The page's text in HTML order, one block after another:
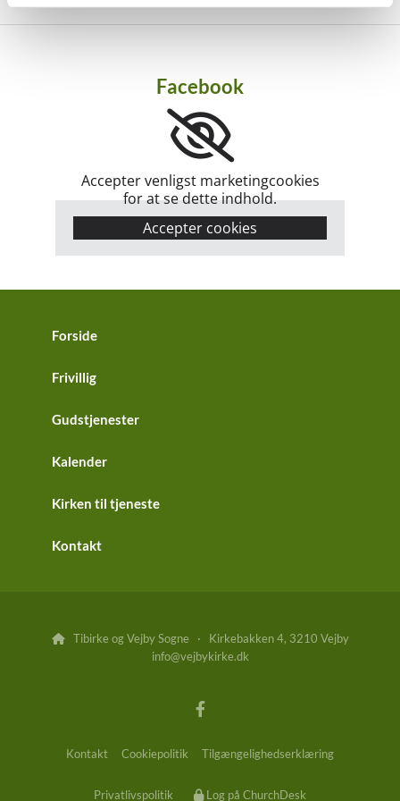
Facebook
Accepter venligst marketingcookies
for at se dette indhold.
Accepter cookies
Forside
Frivillig
Gudstjenester
Kalender
Kirken til tjeneste
Kontakt
Tibirke og Vejby Sogne · Kirkebakken 4, 3210 Vejby
info@vejbykirke.dk
Kontakt Cookiepolitik Tilgængelighedserklæring
Privatlivspolitik Log på ChurchDesk